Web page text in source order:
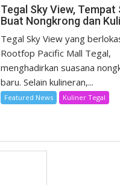
Tegal Sky View, Tempat
Buat Nongkrong dan
Tegal Sky View yang
Rootfop Pacific Mall Tegal,
menghadirkan suasana
baru. Selain kulineran,...
Featured News Kuliner Tegal